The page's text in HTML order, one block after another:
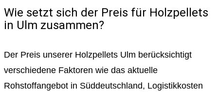
Wie setzt sich der Preis für Holzpellets
in Ulm zusammen?
Der Preis unserer Holzpellets Ulm berücksichtigt
verschiedene Faktoren wie das aktuelle
Rohstoffangebot in Süddeutschland, Logistikkosten